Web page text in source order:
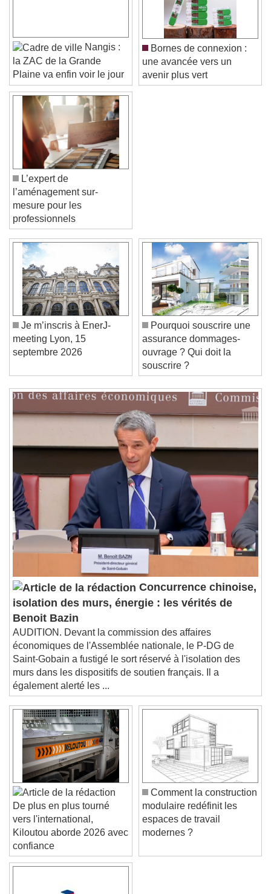
Video Player is loading.
Play Video
Play
Skip Backward
Skip Forward
Unmute
Current Time
/
Loaded:0%
Stream TypeLIVE
Seek to live, currently behind live LIVE
Remaining Time-0:00
Playback Rate
Chapters
Descriptions
descriptions off , selected
Subtitles
subtitles settings, opens subtitles
settings dialog
subtitles off, selected
Audio Track
Picture-in-Picture
Fullscreen
Beginning of dialog window. Escape will cancel
and close the window.
Text
Text Background
Color Opacity
Caption Area Background
Color Opacity
Font Size
Text Edge Style
Nangis :
la ZAC de la Grande
Plaine va enfin voir le jour
Bornes de connexion :
une avancée vers un
avenir plus vert
L’expert de
l’aménagement sur-
mesure pour les
professionnels
Je m’inscris à EnerJ-
meeting Lyon, 15
Pourquoi souscrire une
assurance dommages-
ouvrage ? Qui doit la
souscrire ?
Concurrence chinoise,
isolation des murs, énergie : les vérités de
Benoit Bazin
AUDITION. Devant la commission des affaires
économiques de l'Assemblée nationale, le P-DG de
Saint-Gobain a fustigé le sort réservé à l'isolation des
murs dans les dispositifs de soutien français. Il a
également alerté les ...
De plus en plus tourné
vers l'international,
Kiloutou aborde 2026 avec
confiance
Comment la construction
modulaire redéfinit les
espaces de travail